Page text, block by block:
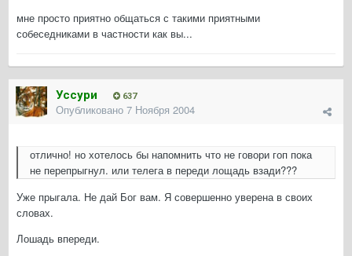
мне просто приятно общаться с такими приятными
собеседниками в частности как вы...
Уссури 637
Опубликовано 7 Ноября 2004
отлично! но хотелось бы напомнить что не говори гоп пока
не перепрыгнул. или телега в переди лощадь взади???
Уже прыгала. Не дай Бог вам. Я совершенно уверена в своих
словах.
Лошадь впереди.